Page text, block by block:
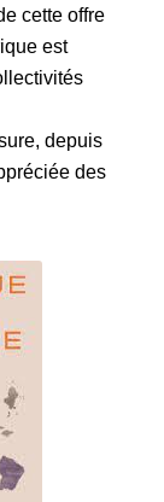
cette offre
est
depuis
des